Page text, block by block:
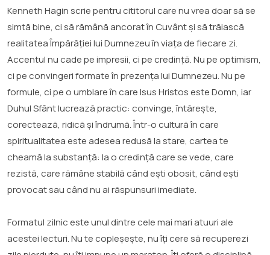
Kenneth Hagin scrie pentru cititorul care nu vrea doar să se
simtă bine, ci să rămână ancorat în Cuvânt și să trăiască
realitatea Împărăției lui Dumnezeu în viața de fiecare zi.
Accentul nu cade pe impresii, ci pe credință. Nu pe optimism,
ci pe convingeri formate în prezența lui Dumnezeu. Nu pe
formule, ci pe o umblare în care Isus Hristos este Domn, iar
Duhul Sfânt lucrează practic: convinge, întărește,
corectează, ridică și îndrumă. Într-o cultură în care
spiritualitatea este adesea redusă la stare, cartea te
cheamă la substanță: la o credință care se vede, care
rezistă, care rămâne stabilă când ești obosit, când ești
provocat sau când nu ai răspunsuri imediate.
Formatul zilnic este unul dintre cele mai mari atuuri ale
acestei lecturi. Nu te copleșește, nu îți cere să recuperezi